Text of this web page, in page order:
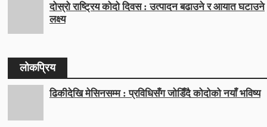
दोस्रो राष्ट्रिय कोदो दिवस : उत्पादन बढाउने र आयात घटाउने
लक्ष्य
लोकप्रिय
ढिकीदेखि मेसिनसम्म : प्रविधिसँग जोडिँदै कोदोको नयाँ भविष्य